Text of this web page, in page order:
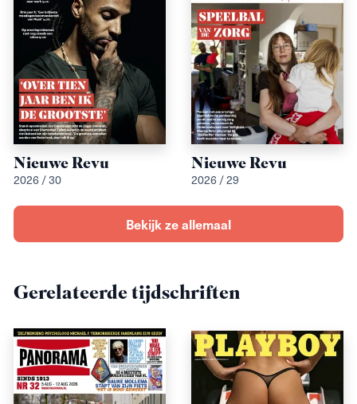
Nieuwe Revu
2026 / 30
Nieuwe Revu
2026 / 29
Bekijk ze allemaal
Gerelateerde tijdschriften